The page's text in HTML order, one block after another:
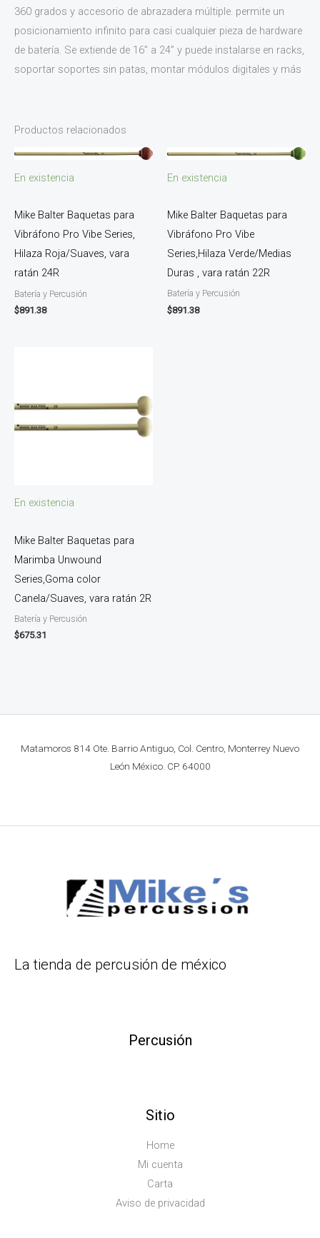
360 ​​grados y accesorio de abrazadera múltiple. permite un
posicionamiento infinito para casi cualquier pieza de hardware
de batería. Se extiende de 16” a 24” y puede instalarse en racks,
soportar soportes sin patas, montar módulos digitales y más
Productos relacionados
En existencia
Mike Balter Baquetas para
Vibráfono Pro Vibe Series,
Hilaza Roja/Suaves, vara
ratán 24R
Batería y Percusión
$891.38
En existencia
Mike Balter Baquetas para
Vibráfono Pro Vibe
Series,Hilaza Verde/Medias
Duras , vara ratán 22R
Batería y Percusión
$891.38
En existencia
Mike Balter Baquetas para
Marimba Unwound
Series,Goma color
Canela/Suaves, vara ratán 2R
Batería y Percusión
$675.31
Matamoros 814 Ote. Barrio Antiguo, Col. Centro, Monterrey Nuevo
León México. CP. 64000
La tienda de percusión de méxico
Percusión
Sitio
Home
Mi cuenta
Carta
Aviso de privacidad